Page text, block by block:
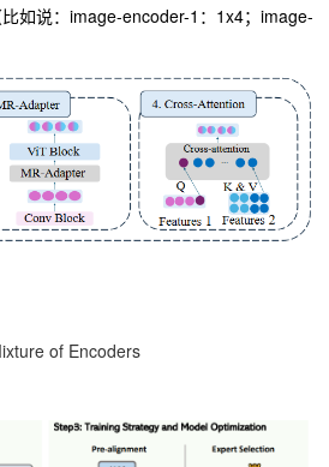
如说：image-encoder-1：1x4；image-
of Encoders